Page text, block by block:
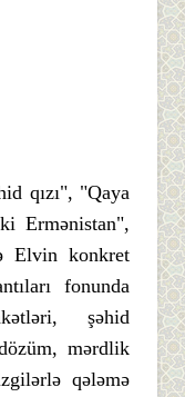
qızı", "Qaya
Ermənistan",
Elvin konkret
fonunda
şəhid
mərdlik
qələmə